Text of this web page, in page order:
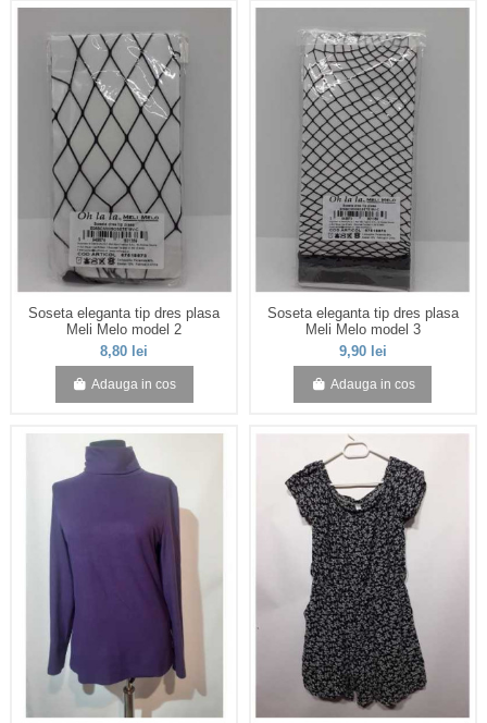
Soseta eleganta tip dres plasa
Meli Melo model 2
8,80 lei
Adauga in cos
Soseta eleganta tip dres plasa
Meli Melo model 3
9,90 lei
Adauga in cos